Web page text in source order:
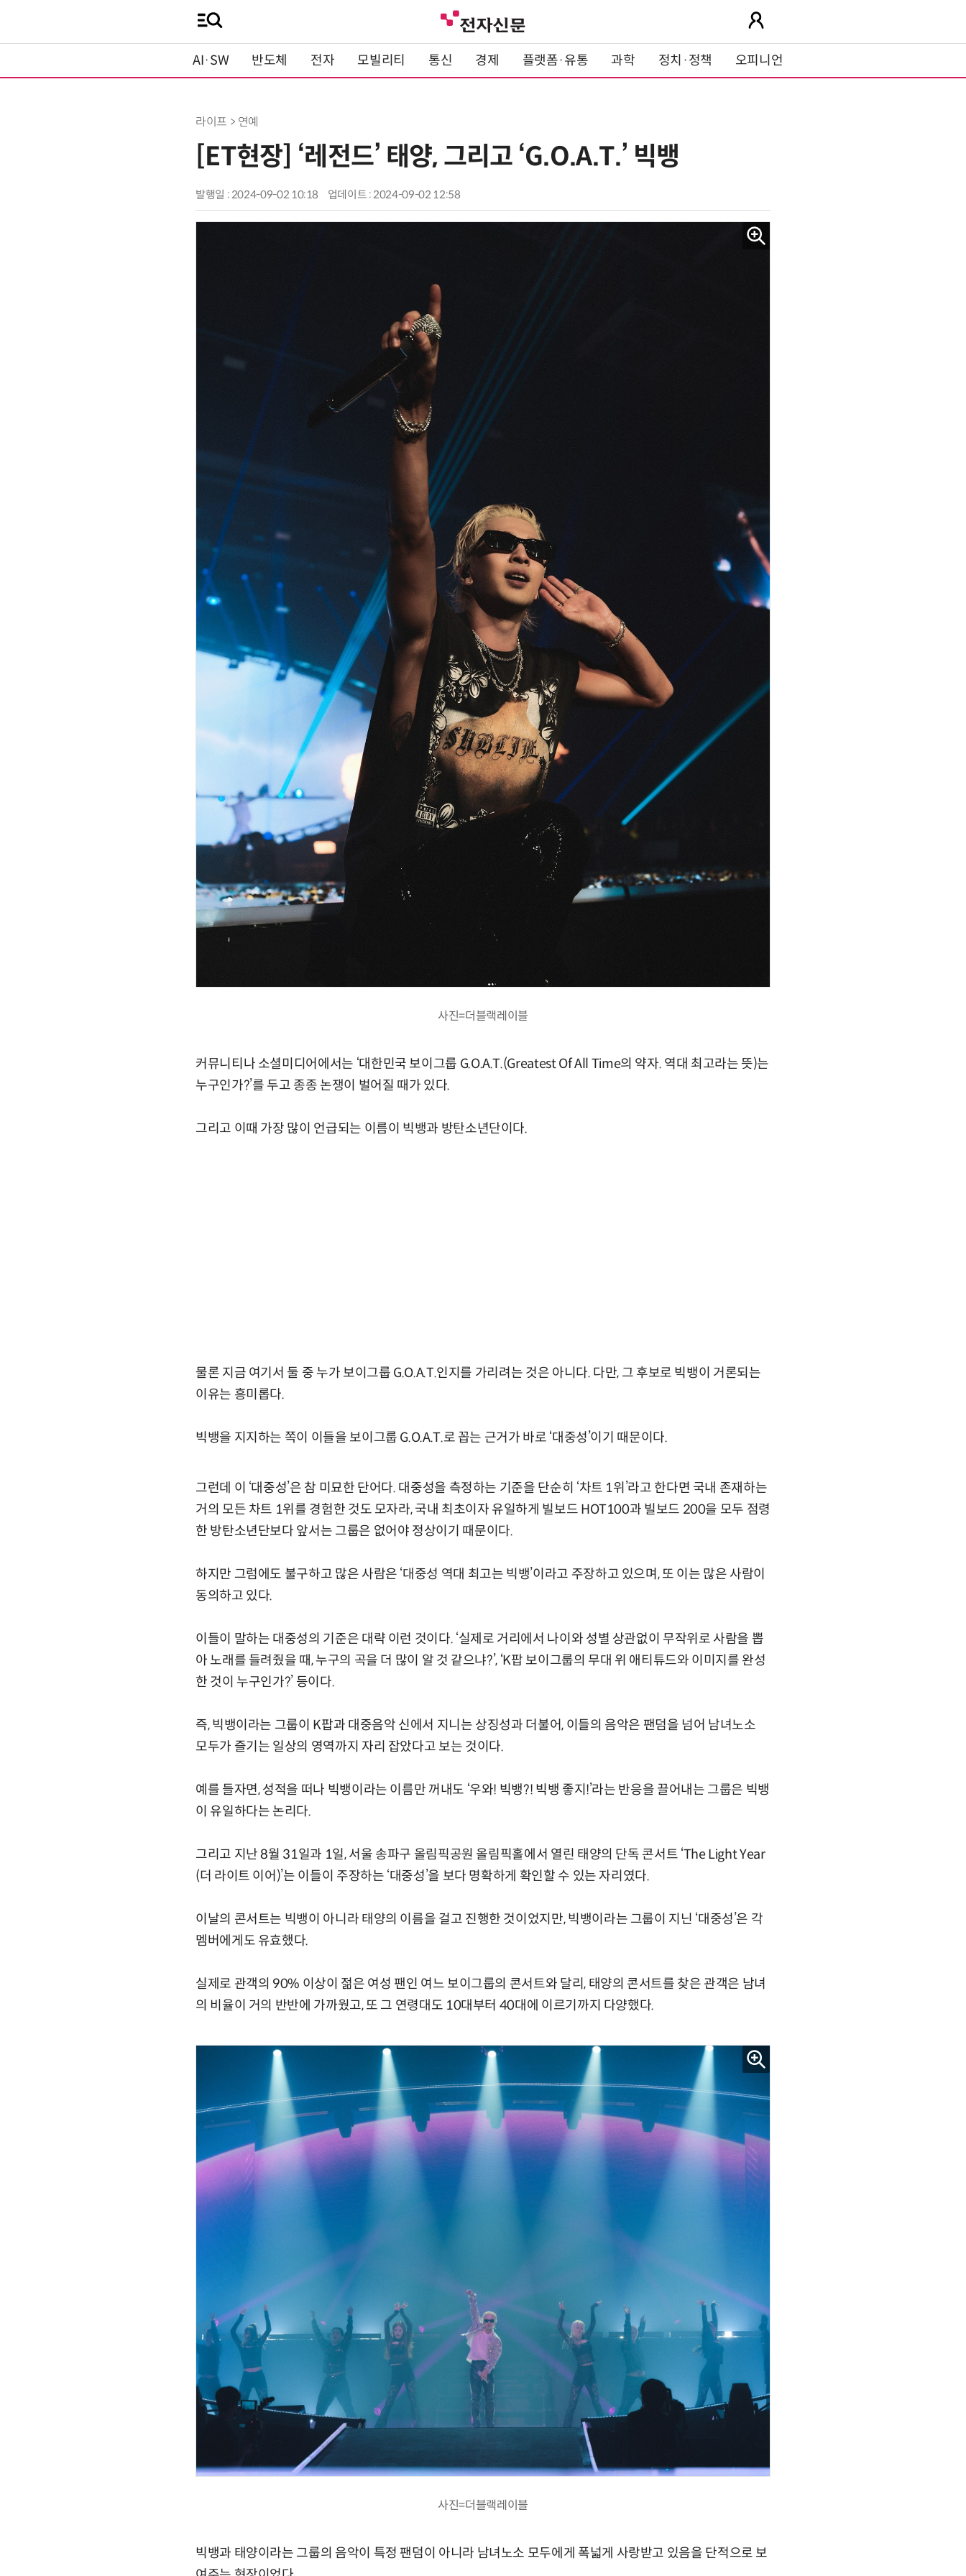
AI·SW 반도체 전자 모빌리티 통신 경제 플랫폼·유통 과학 정치·정책 오피니언
라이프 > 연예
[ET현장] ‘레전드’ 태양, 그리고 ‘G.O.A.T.’ 빅뱅
발행일 : 2024-09-02 10:18 업데이트 : 2024-09-02 12:58
사진=더블랙레이블
커뮤니티나 소셜미디어에서는 ‘대한민국 보이그룹 G.O.A.T.(Greatest Of All Time의 약자. 역대 최고라는 뜻)는
누구인가?’를 두고 종종 논쟁이 벌어질 때가 있다.
그리고 이때 가장 많이 언급되는 이름이 빅뱅과 방탄소년단이다.
물론 지금 여기서 둘 중 누가 보이그룹 G.O.A.T.인지를 가리려는 것은 아니다. 다만, 그 후보로 빅뱅이 거론되는
이유는 흥미롭다.
빅뱅을 지지하는 쪽이 이들을 보이그룹 G.O.A.T.로 꼽는 근거가 바로 ‘대중성’이기 때문이다.
그런데 이 ‘대중성’은 참 미묘한 단어다. 대중성을 측정하는 기준을 단순히 ‘차트 1위’라고 한다면 국내 존재하는
거의 모든 차트 1위를 경험한 것도 모자라, 국내 최초이자 유일하게 빌보드 HOT100과 빌보드 200을 모두 점령
한 방탄소년단보다 앞서는 그룹은 없어야 정상이기 때문이다.
하지만 그럼에도 불구하고 많은 사람은 ‘대중성 역대 최고는 빅뱅’이라고 주장하고 있으며, 또 이는 많은 사람이
동의하고 있다.
이들이 말하는 대중성의 기준은 대략 이런 것이다. ‘실제로 거리에서 나이와 성별 상관없이 무작위로 사람을 뽑
아 노래를 들려줬을 때, 누구의 곡을 더 많이 알 것 같으냐?’, ‘K팝 보이그룹의 무대 위 애티튜드와 이미지를 완성
한 것이 누구인가?’ 등이다.
즉, 빅뱅이라는 그룹이 K팝과 대중음악 신에서 지니는 상징성과 더불어, 이들의 음악은 팬덤을 넘어 남녀노소
모두가 즐기는 일상의 영역까지 자리 잡았다고 보는 것이다.
예를 들자면, 성적을 떠나 빅뱅이라는 이름만 꺼내도 ‘우와! 빅뱅?! 빅뱅 좋지!’라는 반응을 끌어내는 그룹은 빅뱅
이 유일하다는 논리다.
그리고 지난 8월 31일과 1일, 서울 송파구 올림픽공원 올림픽홀에서 열린 태양의 단독 콘서트 ‘The Light Year
(더 라이트 이어)’는 이들이 주장하는 ‘대중성’을 보다 명확하게 확인할 수 있는 자리였다.
이날의 콘서트는 빅뱅이 아니라 태양의 이름을 걸고 진행한 것이었지만, 빅뱅이라는 그룹이 지닌 ‘대중성’은 각
멤버에게도 유효했다.
실제로 관객의 90% 이상이 젊은 여성 팬인 여느 보이그룹의 콘서트와 달리, 태양의 콘서트를 찾은 관객은 남녀
의 비율이 거의 반반에 가까웠고, 또 그 연령대도 10대부터 40대에 이르기까지 다양했다.
사진=더블랙레이블
빅뱅과 태양이라는 그룹의 음악이 특정 팬덤이 아니라 남녀노소 모두에게 폭넓게 사랑받고 있음을 단적으로 보